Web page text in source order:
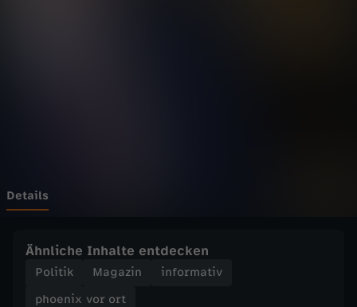
t
R
Details
Ähnliche Inhalte entdecken
Politik Magazin
informativ
phoenix vor ort